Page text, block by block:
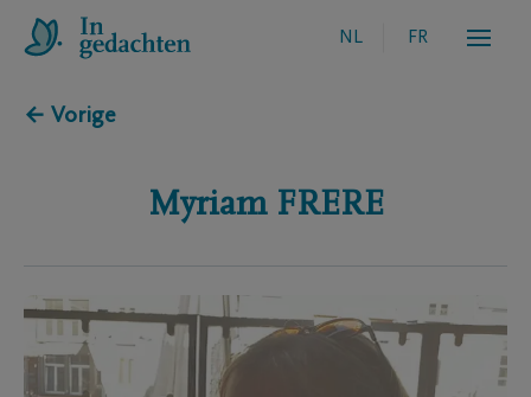
NL FR
← Vorige
Myriam FRERE